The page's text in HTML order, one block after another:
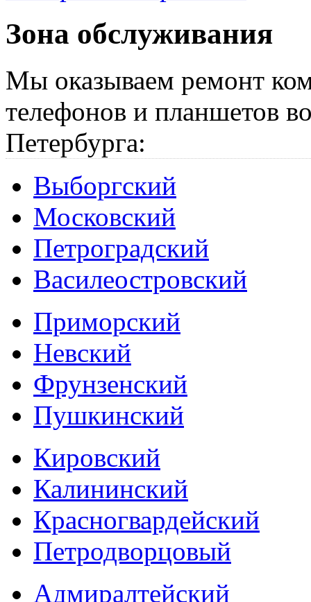
Зона обслуживания
Мы оказываем ремонт
телефонов и планшетов
Петербурга:
Выборгский
Московский
Петроградский
Василеостровский
Приморский
Невский
Фрунзенский
Пушкинский
Кировский
Калининский
Красногвардейский
Петродворцовый
Адмиралтейский